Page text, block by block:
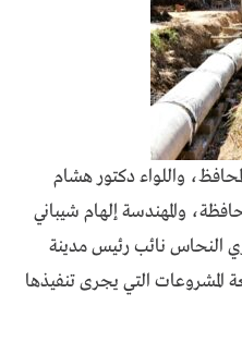
واللواء دكتور هشام
والمهندسة إلهام شيباني
النحاس نائب رئيس مدينة
المشروعات التي يجرى تنفيذها